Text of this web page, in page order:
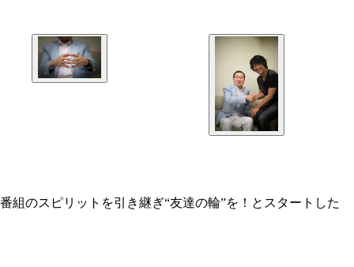
のスピリットを引き継ぎ“友達の輪”を！とスタートした